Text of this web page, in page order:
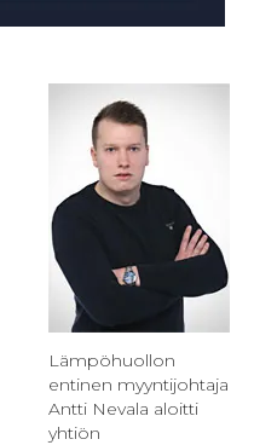
Lämpöhuollon
entinen myyntijohtaja
Antti Nevala aloitti
yhtiön